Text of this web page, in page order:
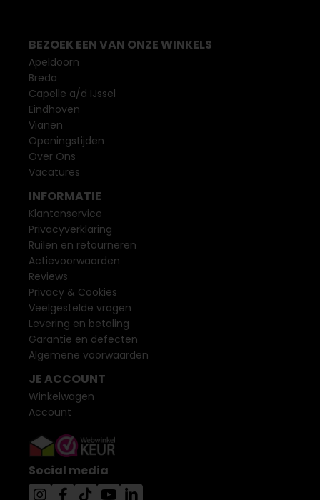
BEZOEK EEN VAN ONZE WINKELS
Apeldoorn
Breda
Capelle a/d IJssel
Eindhoven
Vianen
Openingstijden
Over Ons
Vacatures
INFORMATIE
Klantenservice
Privacyverklaring
Ruilen en retourneren
Actievoorwaarden
Reviews
Privacy & Cookies
Veelgestelde vragen
Levering en betaling
Garantie en defecten
Algemene voorwaarden
JE ACCOUNT
Winkelwagen
Account
Social media